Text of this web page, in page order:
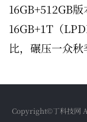
16GB+512GB
16GB+1T（
比，碾压一众秋
Copyright©丁科技网